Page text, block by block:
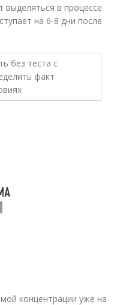
выделяться в процессе
на 6-8 дни после
концентрации уже на